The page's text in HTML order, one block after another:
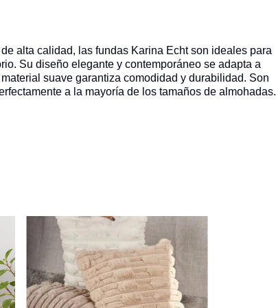
alta calidad, las fundas Karina Echt son ideales para
Su diseño elegante y contemporáneo se adapta a
suave garantiza comodidad y durabilidad. Son
a la mayoría de los tamaños de almohadas.